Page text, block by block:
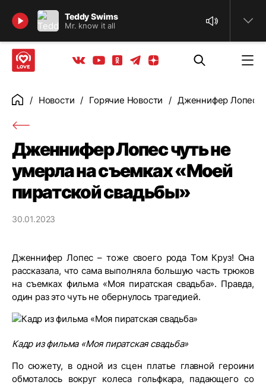
Teddy Swims
Mr. know it all
Найти
Вконтакте
YoutubeОдноклассники
ТелеграмЯндекс дзен
ГлавнаяНовости Горячие Новости Дженнифер Лопес
Дженнифер Лопес чуть не
умерла на съемках «Моей
пиратской свадьбы»
30.01.2023
Дженнифер Лопес – тоже своего рода Том Круз! Она
рассказала, что сама выполняла большую часть трюков
на съемках фильма «Моя пиратская свадьба». Правда,
один раз это чуть не обернулось трагедией.
Кадр из фильма «Моя пиратская свадьба»
По сюжету, в одной из сцен платье главной героини
обмоталось вокруг колеса гольфкара, падающего со